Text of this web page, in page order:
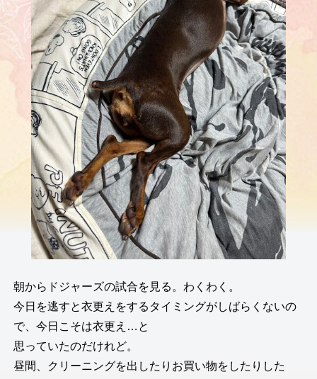
朝からドジャーズの試合を見る。わくわく。
今日を逃すと衣更えをするタイミングがしばらくないの
で、今日こそは衣更え…と
思っていたのだけれど。
昼間、クリーニングを出したりお買い物をしたりした